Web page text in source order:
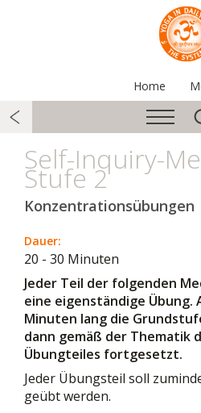
Home
Self-Inquiry-
Stufe 2
Konzentrationsübungen
Dauer:
20 - 30 Minuten
Jeder Teil der folgenden
eine eigenständige Übung.
Minuten lang die
dann gemäß der Thematik
Übungteiles fortgesetzt.
Jeder Übungsteil soll
geübt werden.